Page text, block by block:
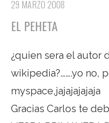
29 MARZO 2008
EL PEHETA
¿quien sera el autor
wikipedia?…….yo no,
myspace,jajajajajaja
Gracias Carlos te